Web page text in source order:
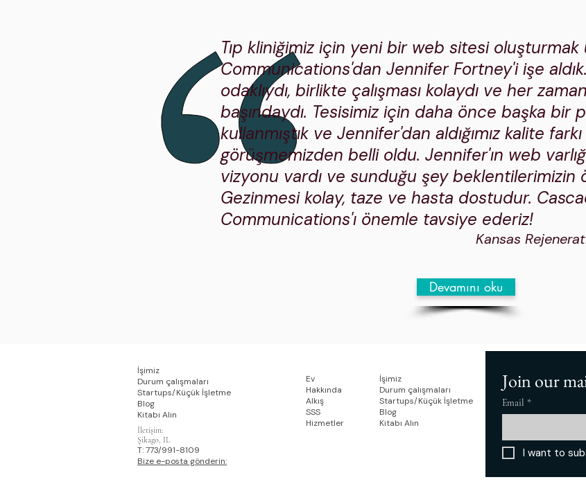
Tıp kliniğimiz için yeni bir web sitesi
Communications'dan Jennifer Fortney'i işe
odaklıydı, birlikte çalışması kolaydı ve her
başındaydı. Tesisimiz için daha önce başka bir
kullanmıştık ve Jennifer'dan aldığımız kalite
görüşmemizden belli oldu. Jennifer'ın web
vizyonu vardı ve sunduğu şey beklentilerimizin
Gezinmesi kolay, taze ve hasta dostudur.
Communications'ı önemle tavsiye ederiz!
Kansas
Devamını oku
İşimiz
Durum çalışmaları
​Startups/Küçük İşletme
Blog
Kitabı Alın
İletişim:
Şikago, IL
T: 773/991-8109
Bize e-posta gönderin:
Ev
Hakkında
Alkış
SSS
Hizmetler
İşimiz
Durum çalışmaları
​Startups/Küçük İşletme
Blog
Kitabı Alın
Join our
Email *
I want to